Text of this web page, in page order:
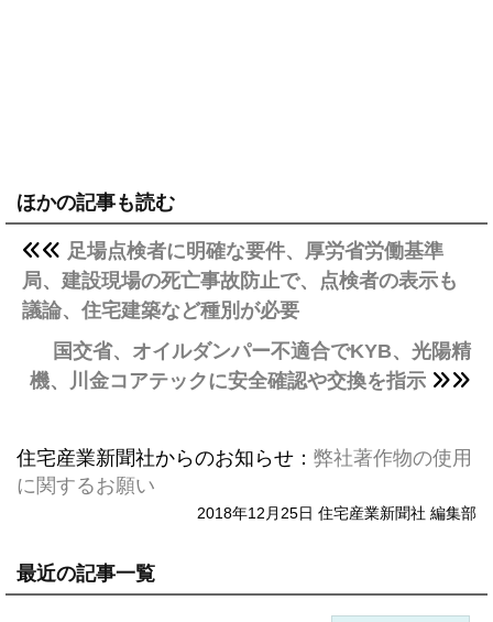
ほかの記事も読む
足場点検者に明確な要件、厚労省労働基準
局、建設現場の死亡事故防止で、点検者の表示も
議論、住宅建築など種別が必要
国交省、オイルダンパー不適合でKYB、光陽精
機、川金コアテックに安全確認や交換を指示
住宅産業新聞社からのお知らせ： 弊社著作物の使用
に関するお願い
2018年12月25日 住宅産業新聞社 編集部
最近の記事一覧